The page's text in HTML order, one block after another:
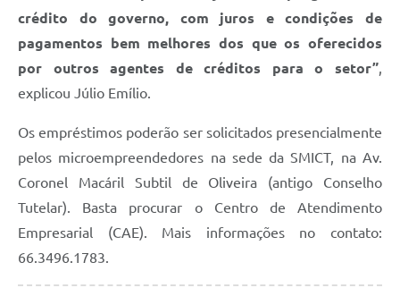
crédito do governo, com juros e condições de
pagamentos bem melhores dos que os oferecidos
por outros agentes de créditos para o setor”
explicou Júlio Emílio.
Os empréstimos poderão ser solicitados presencialmente
pelos microempreendedores na sede da SMICT, na Av.
Coronel Macáril Subtil de Oliveira (antigo Conselho
Tutelar). Basta procurar o Centro de Atendimento
Empresarial (CAE). Mais informações no contato:
66.3496.1783.